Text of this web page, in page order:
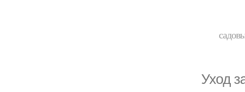
Уход